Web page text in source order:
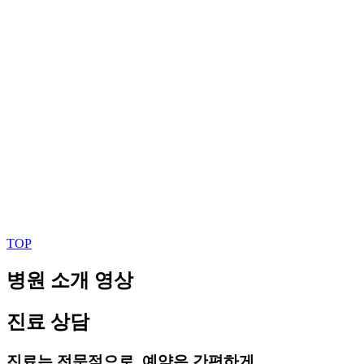
TOP
병원 소개 영상
진료 상담